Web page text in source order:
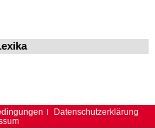
Datenschutzerklärung